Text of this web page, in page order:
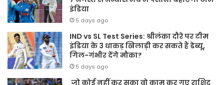
इंडिया
5 days ago
IND vs SL Test Series: श्रीलंका दौरे पर टीम
इंडिया के 3 धाकड़ खिलाड़ी कर सकते हैं डेब्यू,
गिल-गंभीर देंगे मौका?
5 days ago
जो कोई नहीं कर सका वो काम कर गए राशिद